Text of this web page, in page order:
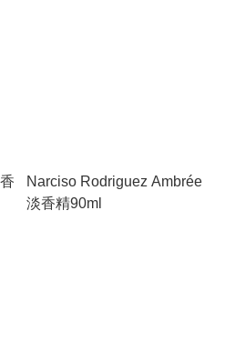
Narciso Rodriguez Ambrée
淡香精90ml